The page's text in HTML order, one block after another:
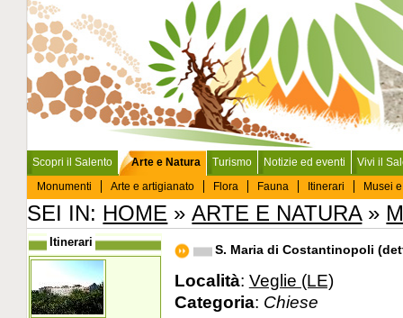
Scopri il Salento
Arte e Natura
Monumenti
Arte e artigianato Flora Fauna Itinerari Musei
Turismo Notizie ed eventi Vivi il
SEI IN: HOME »ARTE E NATURA»
S. Maria di Costantinopoli
Località: Veglie (LE)
Categoria: Chiese
Itinerari